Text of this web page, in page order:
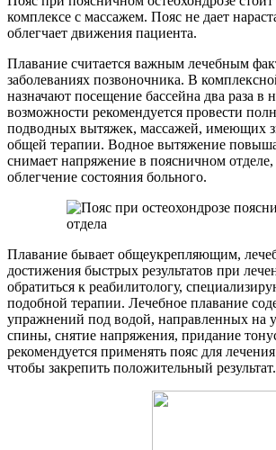
комплексе с массажем. Пояс не дает
облегчает движения пациента.
Плавание считается важным лечебным
заболеваниях позвоночника. В
назначают посещение бассейна два раза в
возможности рекомендуется провести
подводных вытяжек, массажей, имеющих
общей терапии. Водное вытяжение
снимает напряжение в поясничном отделе,
облегчение состояния больного.
Плавание бывает общеукрепляющим,
достижения быстрых результатов при
обратиться к реабилитологу,
подобной терапии. Лечебное плавание
упражнений под водой, направленных на
спины, снятие напряжения, придание
рекомендуется применять пояс для
чтобы закрепить положительный результат.